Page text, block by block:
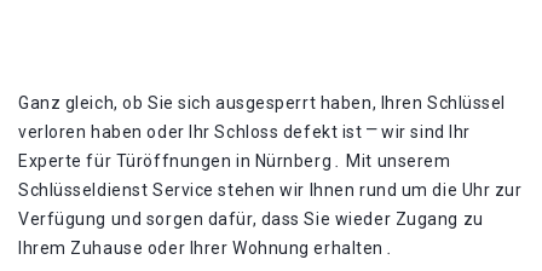
Ganz gleich, ob Sie sich ausgesperrt haben, Ihren Schlüssel
verloren haben oder Ihr Schloss defekt ist ⎻ wir sind Ihr
Experte für Türöffnungen in Nürnberg․ Mit unserem
Schlüsseldienst Service stehen wir Ihnen rund um die Uhr zur
Verfügung und sorgen dafür, dass Sie wieder Zugang zu
Ihrem Zuhause oder Ihrer Wohnung erhalten․